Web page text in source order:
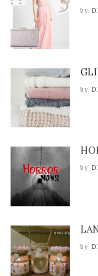
by
by
by
by